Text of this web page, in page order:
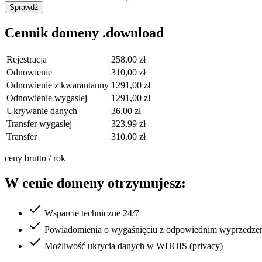
Sprawdź
Cennik domeny .download
Rejestracja
258,00 zł
Odnowienie
310,00 zł
Odnowienie z kwarantanny 1291,00 zł
Odnowienie wygasłej
1291,00 zł
Ukrywanie danych
36,00 zł
Transfer wygasłej
323,99 zł
Transfer
310,00 zł
ceny brutto / rok
W cenie domeny otrzymujesz:
Wsparcie techniczne 24/7
Powiadomienia o wygaśnięciu z odpowiednim
Możliwość ukrycia danych w WHOIS (privacy)